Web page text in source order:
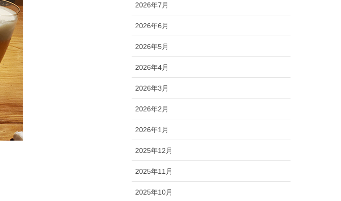
2026年7月
2026年6月
2026年5月
2026年4月
2026年3月
2026年2月
2026年1月
2025年12月
2025年11月
2025年10月